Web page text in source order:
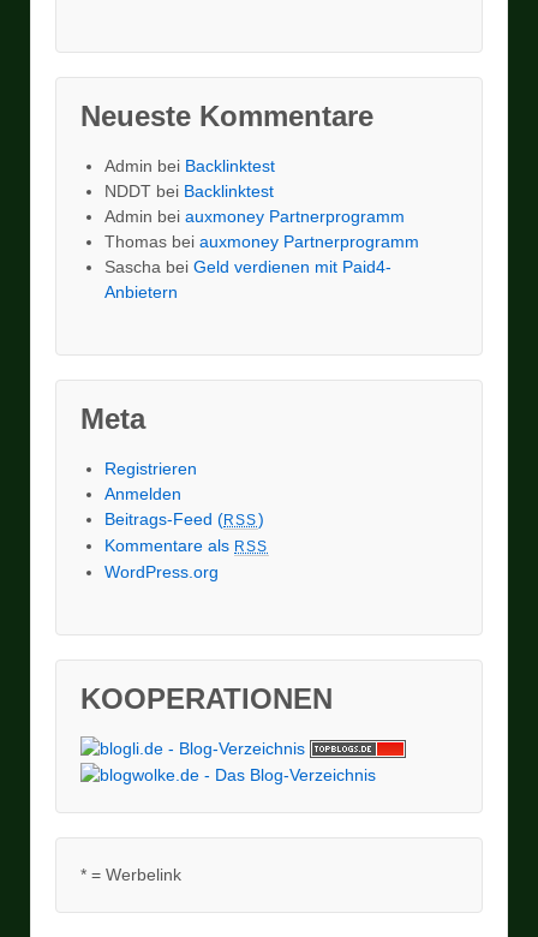
Neueste Kommentare
Admin bei Backlinktest
NDDT bei Backlinktest
Admin bei auxmoney Partnerprogramm
Thomas bei auxmoney Partnerprogramm
Sascha bei Geld verdienen mit Paid4-
Anbietern
Meta
Registrieren
Anmelden
Beitrags-Feed (RSS)
Kommentare als RSS
WordPress.org
KOOPERATIONEN
* = Werbelink